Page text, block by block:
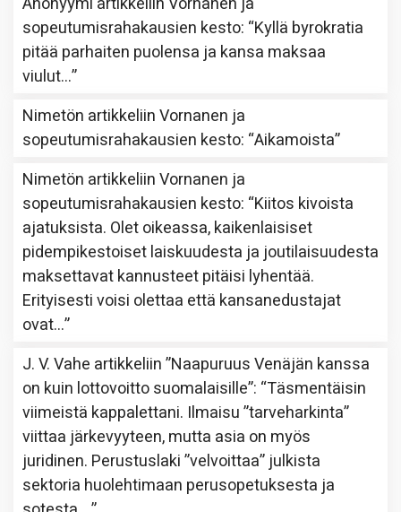
sopeutumisrahakausien kesto: “Kyllä byrokratia
pitää parhaiten puolensa ja kansa maksaa
viulut…”
Nimetön artikkeliinVornanen ja
sopeutumisrahakausien kesto: “Aikamoista”
Nimetön artikkeliinVornanen ja
sopeutumisrahakausien kesto: “Kiitos kivoista
ajatuksista. Olet oikeassa, kaikenlaisiset
pidempikestoiset laiskuudesta ja joutilaisuudesta
maksettavat kannusteet pitäisi lyhentää.
Erityisesti voisi olettaa että kansanedustajat
ovat…”
J. V. Vahe artikkeliin”Naapuruus Venäjän kanssa
on kuin lottovoitto suomalaisille”: “Täsmentäisin
viimeistä kappalettani. Ilmaisu ”tarveharkinta”
viittaa järkevyyteen, mutta asia on myös
juridinen. Perustuslaki ”velvoittaa” julkista
sektoria huolehtimaan perusopetuksesta ja